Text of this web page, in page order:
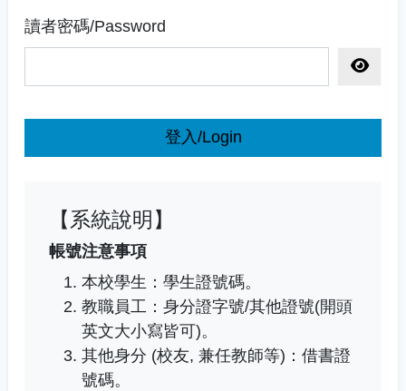
讀者密碼/Password
顯示密
登入/Login
【系統說明】
帳號注意事項
本校學生：學生證號碼。
教職員工 ： 身分證字號/其他證號(開頭
英文大小寫皆可)。
其他身分 (校友, 兼任教師等)：借書證
號碼。